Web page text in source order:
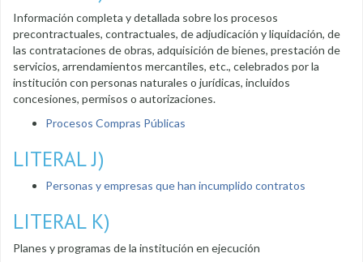
Información completa y detallada sobre los procesos
precontractuales, contractuales, de adjudicación y liquidación, de
las contrataciones de obras, adquisición de bienes, prestación de
servicios, arrendamientos mercantiles, etc., celebrados por la
institución con personas naturales o jurídicas, incluidos
concesiones, permisos o autorizaciones.
Procesos Compras Públicas
LITERAL J)
Personas y empresas que han incumplido contratos
LITERAL K)
Planes y programas de la institución en ejecución